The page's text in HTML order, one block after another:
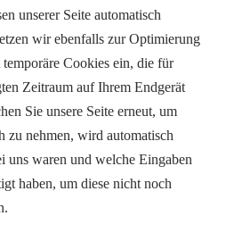
unserer Seite automatisch
wir ebenfalls zur Optimierung
Cookies ein, die für
Zeitraum auf Ihrem Endgerät
Sie unsere Seite erneut, um
zu nehmen, wird automatisch
uns waren und welche Eingaben
haben, um diese nicht noch